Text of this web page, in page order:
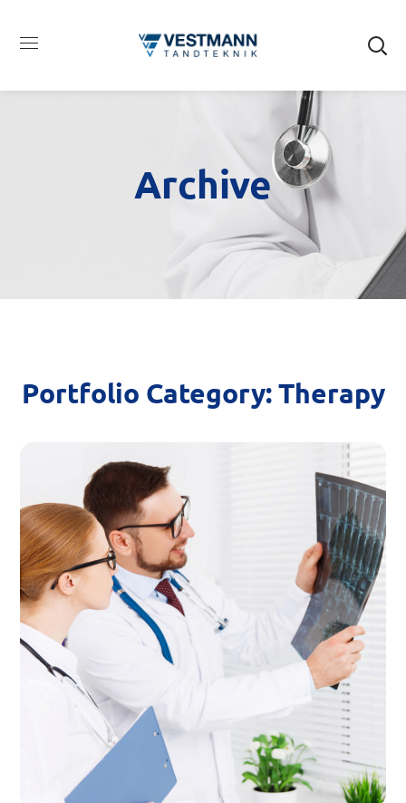
Archive
Portfolio Category:Therapy
Premium Care
THERAPY